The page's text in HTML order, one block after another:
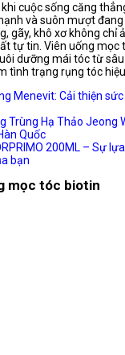
cuộc sống căng
và suôn mượt
gãy, khô xơ không chỉ
tự tin. Viên uống mọc
dưỡng mái tóc từ
tình trạng rụng tóc
Menevit: Cải thiện
Trùng Hạ Thảo Jeong
Quốc
200ML – Sự
bạn
mọc tóc biotin